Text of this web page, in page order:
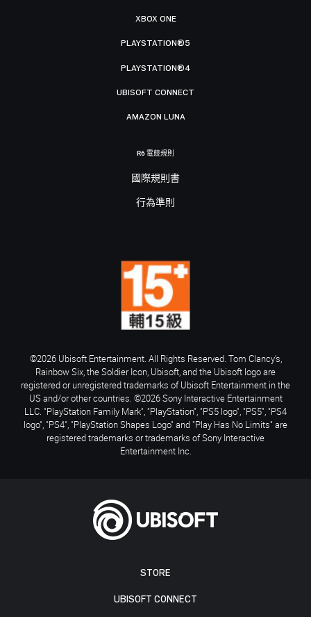
STORE
UBISOFT CONNECT
XBOX ONE
PLAYSTATION®5
PLAYSTATION®4
UBISOFT CONNECT
AMAZON LUNA
R6 電競規則
國際規則書
行為準則
©2026 Ubisoft Entertainment. All Rights Reserved. Tom Clancy’s,
Rainbow Six, the Soldier Icon, Ubisoft, and the Ubisoft logo are
registered or unregistered trademarks of Ubisoft Entertainment in the
US and/or other countries. ©2026 Sony Interactive Entertainment
LLC. "PlayStation Family Mark", "PlayStation", "PS5 logo", "PS5", "PS4
logo", "PS4", "PlayStation Shapes Logo" and "Play Has No Limits" are
registered trademarks or trademarks of Sony Interactive
Entertainment Inc.